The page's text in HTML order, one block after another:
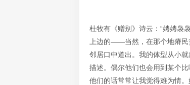
杜牧有《赠别》诗云：“娉娉袅
上边的——当然，在那个地瘠民
邻居口中道出。我的体型从小
描述。偶尔他们也会用到某个比
他们的话常常让我觉得难为情